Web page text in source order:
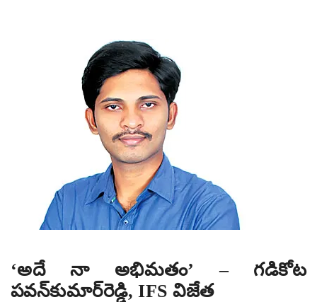
‘అదే నా అభిమతం’ – గడికోట
పవన్‌కుమార్‌రెడ్డి, IFS విజేత